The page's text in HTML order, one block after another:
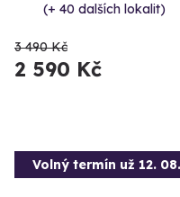
(+ 40 dalších lokalit)
3 490 Kč
2 590 Kč
Volný termín už 12.